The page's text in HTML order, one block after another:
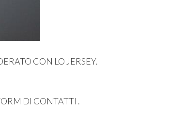
CON LO JERSEY.
DI CONTATTI .